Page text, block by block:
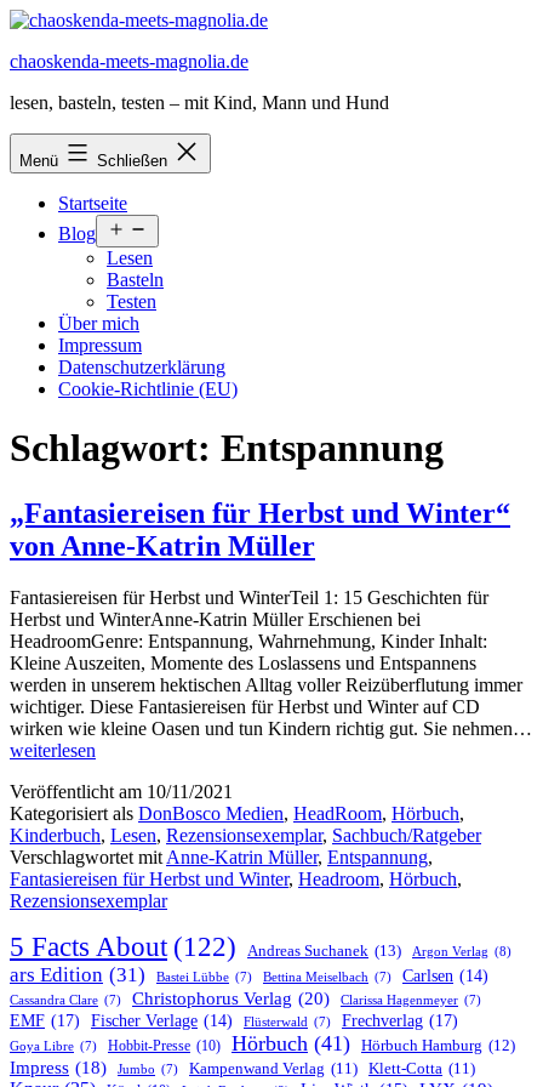
Zum
springen
chaoskenda-meets-magnolia.de
lesen, basteln, testen – mit Kind, Mann und Hund
Menü Schließen
Startseite
Blog
öffnen
Lesen
Basteln
Testen
Über mich
Impressum
Datenschutzerklärung
Cookie-Richtlinie (EU)
Schlagwort: Entspannung
„Fantasiereisen für Herbst und Winter“
von Anne-Katrin Müller
Fantasiereisen für Herbst und WinterTeil 1: 15 Geschichten für
Herbst und WinterAnne-Katrin Müller Erschienen bei
HeadroomGenre: Entspannung, Wahrnehmung, Kinder Inhalt:
Kleine Auszeiten, Momente des Loslassens und Entspannens
werden in unserem hektischen Alltag voller Reizüberflutung immer
wichtiger. Diese Fantasiereisen für Herbst und Winter auf CD
wirken wie kleine Oasen und tun Kindern richtig gut. Sie nehmen…
„Fantasiereisen
Herbst
und
Winter“
von
Anne-
Katrin
weiterlesen
Veröffentlicht am 10/11/2021
Kategorisiert als DonBosco Medien, HeadRoom, Hörbuch,
Kinderbuch, Lesen, Rezensionsexemplar, Sachbuch/Ratgeber
Verschlagwortet mit Anne-Katrin Müller, Entspannung,
Fantasiereisen für Herbst und Winter, Headroom, Hörbuch,
Rezensionsexemplar
5 Facts About (122) Andreas Suchanek (13) Argon Verlag (8)
ars Edition (31) Bastei Lübbe (7) Bettina Meiselbach (7) Carlsen (14)
Cassandra Clare (7) Christophorus Verlag (20) Clarissa Hagenmeyer (7)
EMF (17) Fischer Verlage (14) Flüsterwald (7) Frechverlag (17)
Goya Libre (7) Hobbit-Presse (10) Hörbuch (41) Hörbuch Hamburg (12)
Impress (18) Jumbo (7) Kampenwand Verlag (11) Klett-Cotta (11)